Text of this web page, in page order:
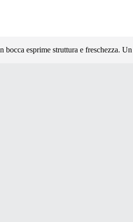
esprime struttura e freschezza.